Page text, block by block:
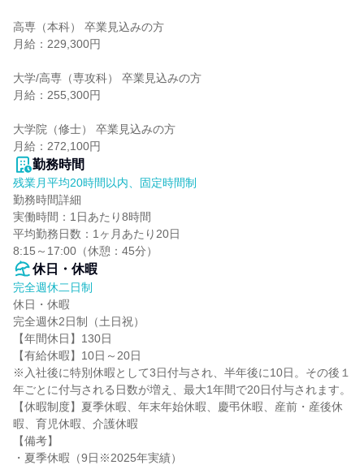
高専（本科） 卒業見込みの方
月給：229,300円
大学/高専（専攻科） 卒業見込みの方
月給：255,300円
大学院（修士） 卒業見込みの方
月給：272,100円
勤務時間
残業月平均20時間以内、固定時間制
勤務時間詳細
実働時間：1日あたり8時間
平均勤務日数：1ヶ月あたり20日
8:15～17:00（休憩：45分）
休日・休暇
完全週休二日制
休日・休暇
完全週休2日制（土日祝）
【年間休日】130日
【有給休暇】10日～20日
※入社後に特別休暇として3日付与され、半年後に10日。その後１
年ごとに付与される日数が増え、最大1年間で20日付与されます。
【休暇制度】夏季休暇、年末年始休暇、慶弔休暇、産前・産後休
暇、育児休暇、介護休暇
【備考】
・夏季休暇（9日※2025年実績）